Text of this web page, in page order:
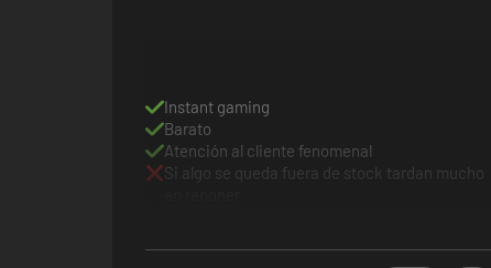
Instant gaming
Barato
Atención al cliente fenomenal
Si algo se queda fuera de stock tardan mucho